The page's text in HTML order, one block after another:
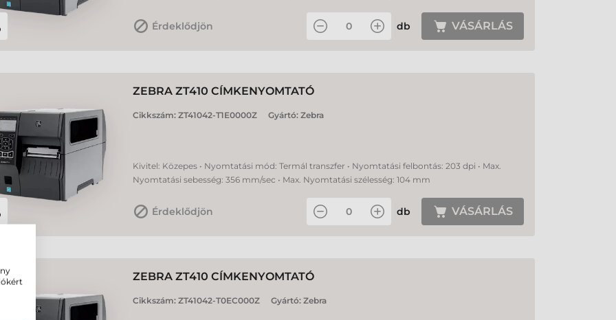
Érdeklődjön db VÁSÁRLÁS
ZEBRA ZT410 CÍMKENYOMTATÓ
Cikkszám: ZT41042-T1E0000Z Gyártó: Zebra
Kivitel: Közepes • Nyomtatási mód: Termál transzfer • Nyomtatási felbontás: 203 dpi • Max.
Nyomtatási sebesség: 356 mm/sec • Max. Nyomtatási szélesség: 104 mm
Érdeklődjön db VÁSÁRLÁS
ZEBRA ZT410 CÍMKENYOMTATÓ
Cikkszám: ZT41042-T0EC000Z Gyártó: Zebra